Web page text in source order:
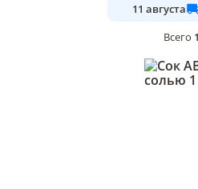
11 августа
Всего 1